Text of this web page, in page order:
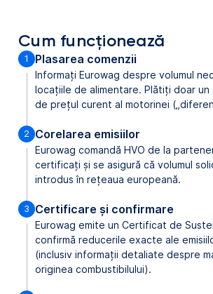
Cum funcționează
Plasarea comenzii
Informați Eurowag despre volumul
locațiile de alimentare. Plătiți doar
de prețul curent al motorinei
Corelarea emisiilor
Eurowag comandă HVO de la
certificați și se asigură că volumul
introdus în rețeaua europeană.
Certificare și confirmare
Eurowag emite un Certificat de
confirmă reducerile exacte ale
(inclusiv informații detaliate despre
originea combustibilului).